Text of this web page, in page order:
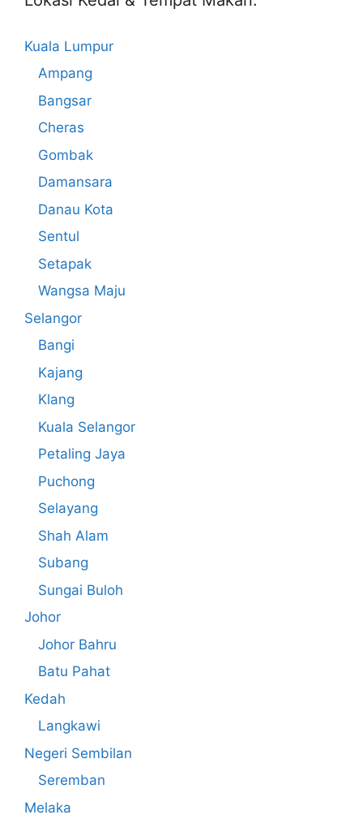
Kuala Lumpur
Ampang
Bangsar
Cheras
Gombak
Damansara
Danau Kota
Sentul
Setapak
Wangsa Maju
Selangor
Bangi
Kajang
Klang
Kuala Selangor
Petaling Jaya
Puchong
Selayang
Shah Alam
Subang
Sungai Buloh
Johor
Johor Bahru
Batu Pahat
Kedah
Langkawi
Negeri Sembilan
Seremban
Melaka